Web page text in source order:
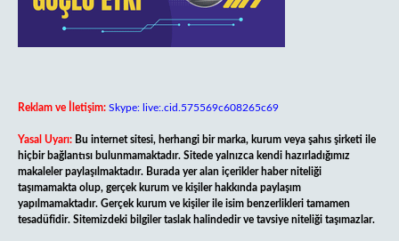
Reklam ve İletişim: Skype: live:.cid.575569c608265c69
Yasal Uyarı: Bu internet sitesi, herhangi bir marka, kurum veya şahıs şirketi ile
hiçbir bağlantısı bulunmamaktadır. Sitede yalnızca kendi hazırladığımız
makaleler paylaşılmaktadır. Burada yer alan içerikler haber niteliği
taşımamakta olup, gerçek kurum ve kişiler hakkında paylaşım
yapılmamaktadır. Gerçek kurum ve kişiler ile isim benzerlikleri tamamen
tesadüfidir. Sitemizdeki bilgiler taslak halindedir ve tavsiye niteliği taşımazlar.